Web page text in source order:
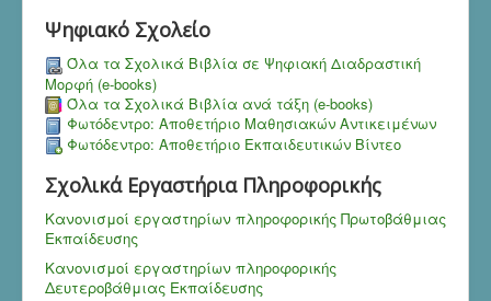
Ψηφιακό Σχολείο
Όλα τα Σχολικά Βιβλία σε Ψηφιακή Διαδραστική
Μορφή (e-books)
Όλα τα Σχολικά Βιβλία ανά τάξη (e-books)
Φωτόδεντρο: Αποθετήριο Μαθησιακών Αντικειμένων
Φωτόδεντρο: Αποθετήριο Εκπαιδευτικών Βίντεο
Σχολικά Εργαστήρια Πληροφορικής
Κανονισμοί εργαστηρίων πληροφορικής Πρωτοβάθμιας
Εκπαίδευσης
Κανονισμοί εργαστηρίων πληροφορικής
Δευτεροβάθμιας Εκπαίδευσης